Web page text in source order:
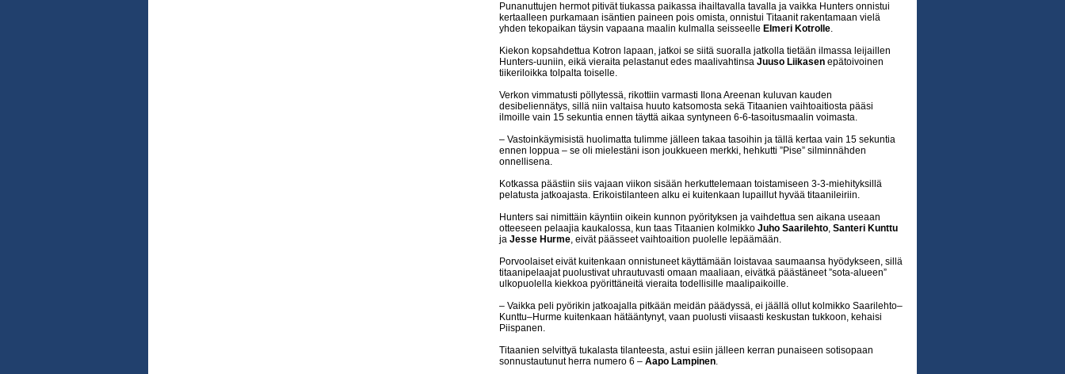
Punanuttujen hermot pitivät tiukassa paikassa ihailtavalla tavalla ja vaikka Hunters onnistui
kertaalleen purkamaan isäntien paineen pois omista, onnistui Titaanit rakentamaan vielä
yhden tekopaikan täysin vapaana maalin kulmalla seisseelle Elmeri Kotrolle.
Kiekon kopsahdettua Kotron lapaan, jatkoi se siitä suoralla jatkolla tietään ilmassa leijaillen
Hunters-uuniin, eikä vieraita pelastanut edes maalivahtinsa Juuso Liikasen epätoivoinen
tiikeriloikka tolpalta toiselle.
Verkon vimmatusti pöllytessä, rikottiin varmasti Ilona Areenan kuluvan kauden
desibeliennätys, sillä niin valtaisa huuto katsomosta sekä Titaanien vaihtoaitiosta pääsi
ilmoille vain 15 sekuntia ennen täyttä aikaa syntyneen 6-6-tasoitusmaalin voimasta.
– Vastoinkäymisistä huolimatta tulimme jälleen takaa tasoihin ja tällä kertaa vain 15 sekuntia
ennen loppua – se oli mielestäni ison joukkueen merkki, hehkutti ”Pise” silminnähden
onnellisena.
Kotkassa päästiin siis vajaan viikon sisään herkuttelemaan toistamiseen 3-3-miehityksillä
pelatusta jatkoajasta. Erikoistilanteen alku ei kuitenkaan lupaillut hyvää titaanileiriin.
Hunters sai nimittäin käyntiin oikein kunnon pyörityksen ja vaihdettua sen aikana useaan
otteeseen pelaajia kaukalossa, kun taas Titaanien kolmikko Juho Saarilehto, Santeri Kunttu
ja Jesse Hurme, eivät päässeet vaihtoaition puolelle lepäämään.
Porvoolaiset eivät kuitenkaan onnistuneet käyttämään loistavaa saumaansa hyödykseen, sillä
titaanipelaajat puolustivat uhrautuvasti omaan maaliaan, eivätkä päästäneet ”sota-alueen”
ulkopuolella kiekkoa pyörittäneitä vieraita todellisille maalipaikoille.
– Vaikka peli pyörikin jatkoajalla pitkään meidän päädyssä, ei jäällä ollut kolmikko Saarilehto–
Kunttu–Hurme kuitenkaan hätääntynyt, vaan puolusti viisaasti keskustan tukkoon, kehaisi
Piispanen.
Titaanien selvittyä tukalasta tilanteesta, astui esiin jälleen kerran punaiseen sotisopaan
sonnustautunut herra numero 6 – Aapo Lampinen.